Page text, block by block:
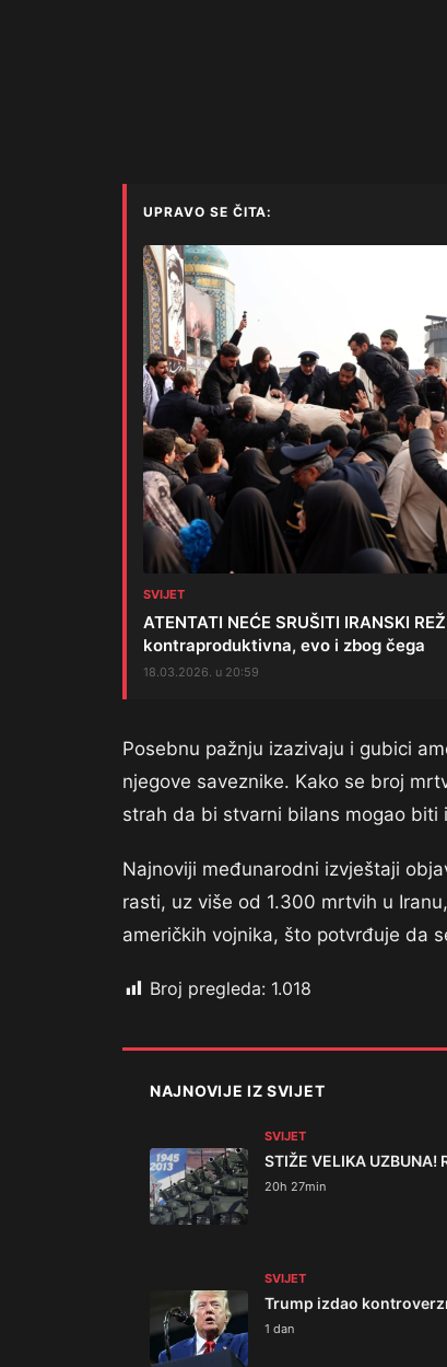
UPRAVO SE ČITA:
SVIJET
ATENTATI NEĆE SRUŠITI IRANSKI
kontraproduktivna, evo i zbog čega
18.03.2026. u 20:59
Posebnu pažnju izazivaju i gubici
njegove saveznike. Kako se broj
strah da bi stvarni bilans mogao
Najnoviji međunarodni izvještaji
rasti, uz više od 1.300 mrtvih u
američkih vojnika, što potvrđuje da
Broj pregleda: 1.018
NAJNOVIJE IZ SVIJET
SVIJET
STIŽE VELIKA
20h 27min
SVIJET
Trump izdao
1 dan